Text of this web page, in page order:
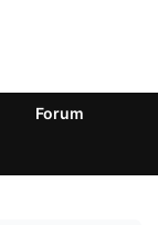
Forum